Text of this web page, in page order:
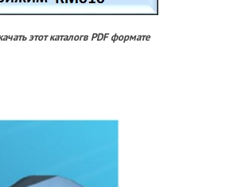
этот каталогв PDF формате